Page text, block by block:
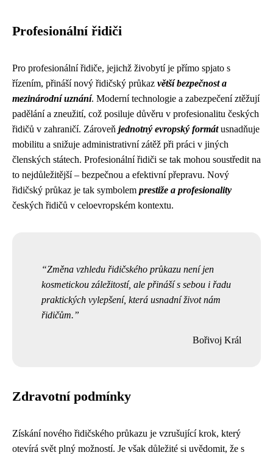
Profesionální řidiči
Pro profesionální řidiče, jejichž živobytí je přímo spjato s
řízením, přináší nový řidičský průkaz větší bezpečnost a
mezinárodní uznání. Moderní technologie a zabezpečení ztěžují
padělání a zneužití, což posiluje důvěru v profesionalitu českých
řidičů v zahraničí. Zároveň jednotný evropský formátusnadňuje
mobilitu a snižuje administrativní zátěž při práci v jiných
členských státech. Profesionální řidiči se tak mohou soustředit na
to nejdůležitější – bezpečnou a efektivní přepravu. Nový
řidičský průkaz je tak symbolem prestiže a profesionality
českých řidičů v celoevropském kontextu.
Změna vzhledu řidičského průkazu není jen
kosmetickou záležitostí, ale přináší s sebou i řadu
praktických vylepšení, která usnadní život nám
řidičům.
Bořivoj Král
Zdravotní podmínky
Získání nového řidičského průkazu je vzrušující krok, který
otevírá svět plný možností. Je však důležité si uvědomit, že s